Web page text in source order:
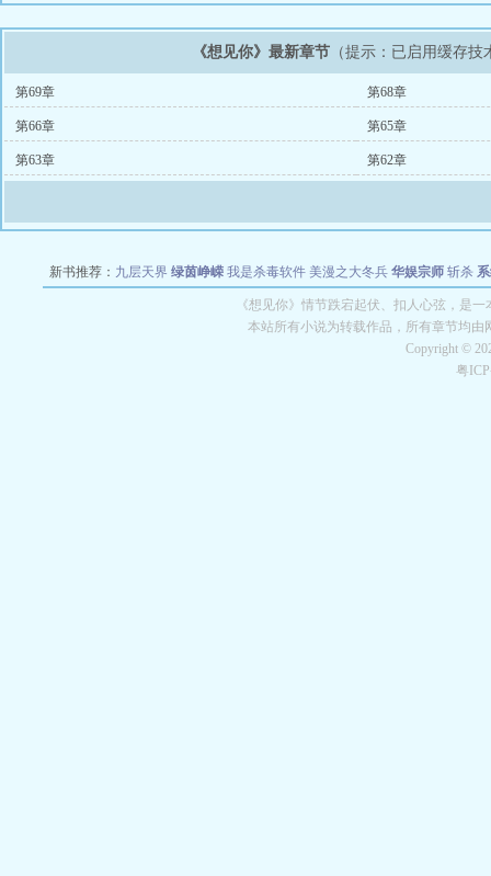
《想见你》最新章节 （提示：已启用缓存
第69章 第68章
第66章 第65章
第63章 第62章
新书推荐： 九层天界 绿茵峥嵘 我是杀毒软件 美漫之大冬兵 华娱宗师 斩杀
都市全能巨星 绝对交易 全职武神 位面复
《想见你》情节跌宕起伏、扣人心弦，是
本站所有小说为转载作品，所有章节均
Copyright ©
粤